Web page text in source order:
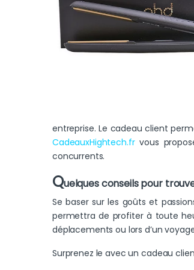
entreprise. Le cadeau client
CadeauxHightech.frvous
concurrents.
Quelques conseils pour
Se baser sur les goûts et
permettra de profiter à toute
déplacements ou lors d’un
Surprenez le avec un cadeau